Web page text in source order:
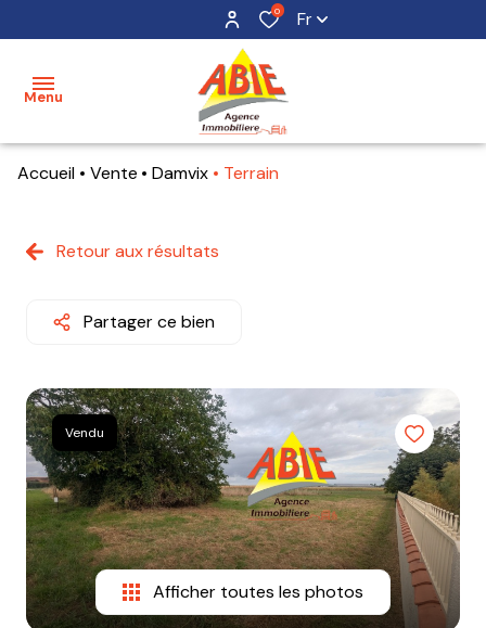
0 Fr
Menu
acheter
maisons
terrains
bien
alerte
e-
mail
equipe
contact
Accueil Vente Damvix Terrain
Retour aux résultats
Partager ce bien
Vendu
Afficher toutes les photos